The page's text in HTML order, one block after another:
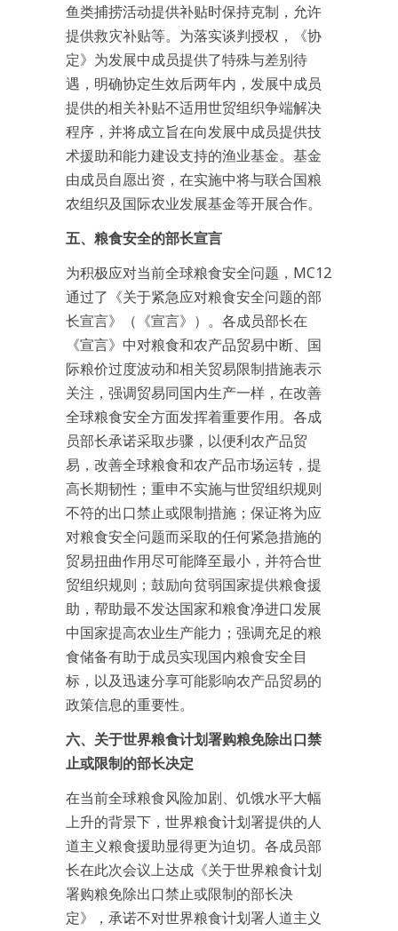
鱼类捕捞活动提供补贴时保持克制，允许
提供救灾补贴等。为落实谈判授权，《协
定》为发展中成员提供了特殊与差别待
遇，明确协定生效后两年内，发展中成员
提供的相关补贴不适用世贸组织争端解决
程序，并将成立旨在向发展中成员提供技
术援助和能力建设支持的渔业基金。基金
由成员自愿出资，在实施中将与联合国粮
农组织及国际农业发展基金等开展合作。
五、粮食安全的部长宣言
为积极应对当前全球粮食安全问题，MC12
通过了《关于紧急应对粮食安全问题的部
长宣言》（《宣言》）。各成员部长在
《宣言》中对粮食和农产品贸易中断、国
际粮价过度波动和相关贸易限制措施表示
关注，强调贸易同国内生产一样，在改善
全球粮食安全方面发挥着重要作用。各成
员部长承诺采取步骤，以便利农产品贸
易，改善全球粮食和农产品市场运转，提
高长期韧性；重申不实施与世贸组织规则
不符的出口禁止或限制措施；保证将为应
对粮食安全问题而采取的任何紧急措施的
贸易扭曲作用尽可能降至最小，并符合世
贸组织规则；鼓励向贫弱国家提供粮食援
助，帮助最不发达国家和粮食净进口发展
中国家提高农业生产能力；强调充足的粮
食储备有助于成员实现国内粮食安全目
标，以及迅速分享可能影响农产品贸易的
政策信息的重要性。
六、关于世界粮食计划署购粮免除出口禁
止或限制的部长决定
在当前全球粮食风险加剧、饥饿水平大幅
上升的背景下，世界粮食计划署提供的人
道主义粮食援助显得更为迫切。各成员部
长在此次会议上达成《关于世界粮食计划
署购粮免除出口禁止或限制的部长决
定》，承诺不对世界粮食计划署人道主义